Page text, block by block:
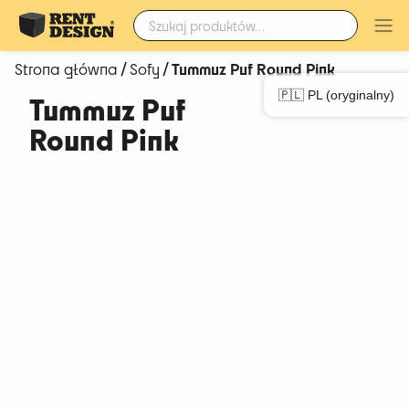
Szukaj:
🇵🇱 PL (oryginalny)
Strona główna/Sofy/ Tummuz Puf Round Pink
Tummuz Puf
Round Pink